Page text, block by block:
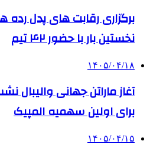
برگزاری رقابت های پدل
نخستین بار با حضور ۴۲ تیم
۱۴۰۵/۰۴/۱۸
آغاز ماراتن جهانی والیبال
برای اولین سهمیه المپیک
۱۴۰۵/۰۴/۱۵